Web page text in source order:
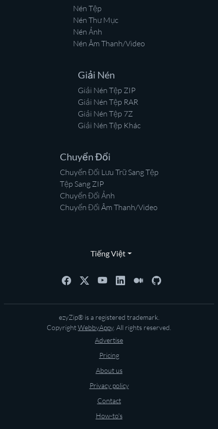
Nén Tệp
Nén Thư Mục
Nén Ảnh
Nén Âm Thanh/Video
Giải Nén
Giải Nén Tệp ZIP
Giải Nén Tệp RAR
Giải Nén Tệp 7Z
Giải Nén Tệp Khác
Chuyển Đổi
Chuyển Đổi Lưu Trữ Sang Tệp
Tệp Sang ZIP
Chuyển Đổi Ảnh
Chuyển Đổi Âm Thanh/Video
Tiếng Việt
ezyZip® is a registered trademark.
CopyrightWebbyAppy. All rights reserved.
Advertise
Pricing
About us
Privacy policy
Contact
How-to's